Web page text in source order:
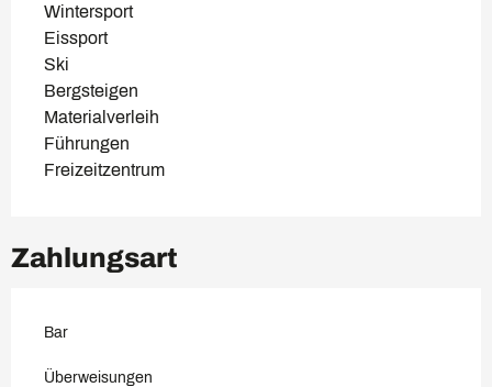
Wintersport
Eissport
Ski
Bergsteigen
Materialverleih
Führungen
Freizeitzentrum
Zahlungsart
Bar
Überweisungen